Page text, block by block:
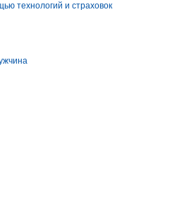
технологий и страховок